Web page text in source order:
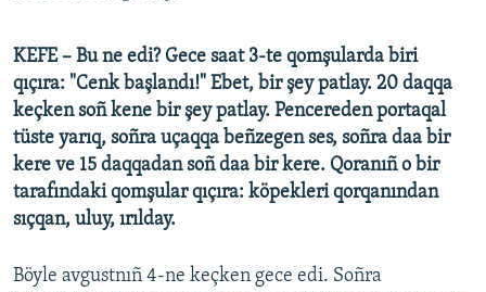
RFE/RS bütün saytları
KEFE – Bu ne edi? Gece saat 3-te qomşularda biri
qıçıra: "Cenk başlandı!" Ebet, bir şey patlay. 20 daqqa
keçken soñ kene bir şey patlay. Pencereden portaqal
tüste yarıq, soñra uçaqqa beñzegen ses, soñra daa bir
kere ve 15 daqqadan soñ daa bir kere. Qoranıñ o bir
tarafındaki qomşular qıçıra: köpekleri qorqanından
sıçqan, uluy, ırılday.
Böyle avgustnıñ 4-ne keçken gece edi. Soñra